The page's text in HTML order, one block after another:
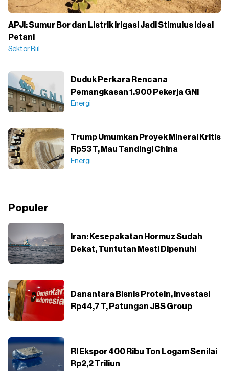
APJI: Sumur Bor dan Listrik Irigasi Jadi Stimulus Ideal
Petani
Sektor Riil
Duduk Perkara Rencana
Pemangkasan 1.900 Pekerja GNI
Energi
Trump Umumkan Proyek Mineral Kritis
Rp53 T, Mau Tandingi China
Energi
Populer
Iran: Kesepakatan Hormuz Sudah
Dekat, Tuntutan Mesti Dipenuhi
Danantara Bisnis Protein, Investasi
Rp44,7 T, Patungan JBS Group
RI Ekspor 400 Ribu Ton Logam Senilai
Rp2,2 Triliun